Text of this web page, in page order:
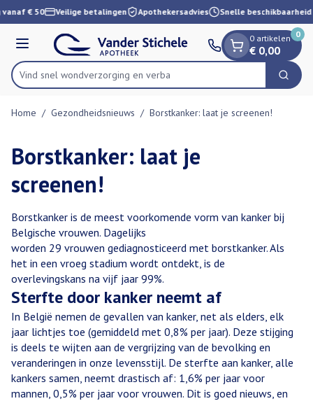
Ga naar de inhoud
1 van 1
€ 50 Veilige betalingen Apothekersadvies Snelle beschikbaarheid
Menu
Product, merk, categorie...
Vind snel wondverzorging Zoek
0 artikelen
€ 0,00
0
Home / Gezondheidsnieuws / Borstkanker: laat je screenen!
Borstkanker: laat je
screenen!
Borstkanker is de meest voorkomende vorm van kanker bij
Belgische vrouwen. Dagelijks
worden 29 vrouwen gediagnosticeerd met borstkanker. Als
het in een vroeg stadium wordt ontdekt, is de
overlevingskans na vijf jaar 99%.
Sterfte door kanker neemt af
In België nemen de gevallen van kanker, net als elders, elk
jaar lichtjes toe (gemiddeld met 0,8% per jaar). Deze stijging
is deels te wijten aan de vergrijzing van de bevolking en
veranderingen in onze levensstijl. De sterfte aan kanker, alle
kankers samen, neemt drastisch af: 1,6% per jaar voor
mannen, 0,5% per jaar voor vrouwen. Dit is goed nieuws, en